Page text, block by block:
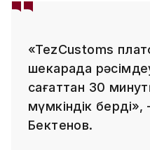
«TezCustoms
шекарада
сағаттан 30
мүмкіндік
Бектенов.